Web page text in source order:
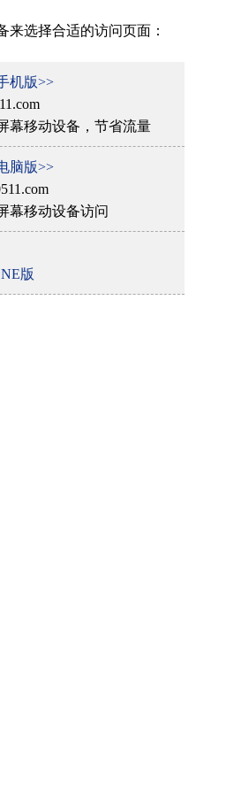
来选择合适的访问页面：
机版>>
幕移动设备，节省流量
脑版>>
幕移动设备访问
版